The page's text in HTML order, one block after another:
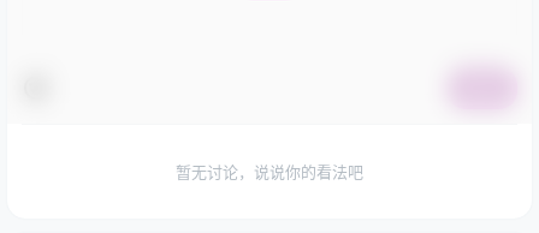
暂无讨论，说说你的看法吧